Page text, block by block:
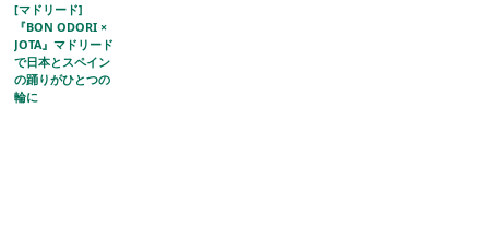
[マドリード]
『BON ODORI ×
JOTA』マドリード
で日本とスペイン
の踊りがひとつの
輪に